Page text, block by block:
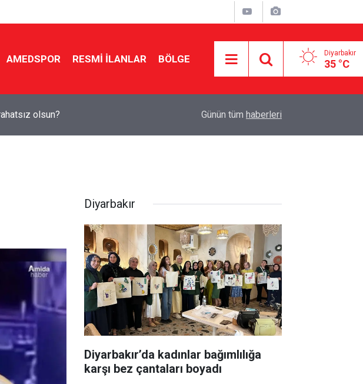
AMEDSPOR RESMI İLANLAR BÖLGE Diyarbakır
35 °C
Diyarbakır’da motosiklet fren yapan ticari
Günün tüm haberleri
Diyarbakır
Diyarbakır’da kadınlar bağımlılığa
karşı bez çantaları boyadı